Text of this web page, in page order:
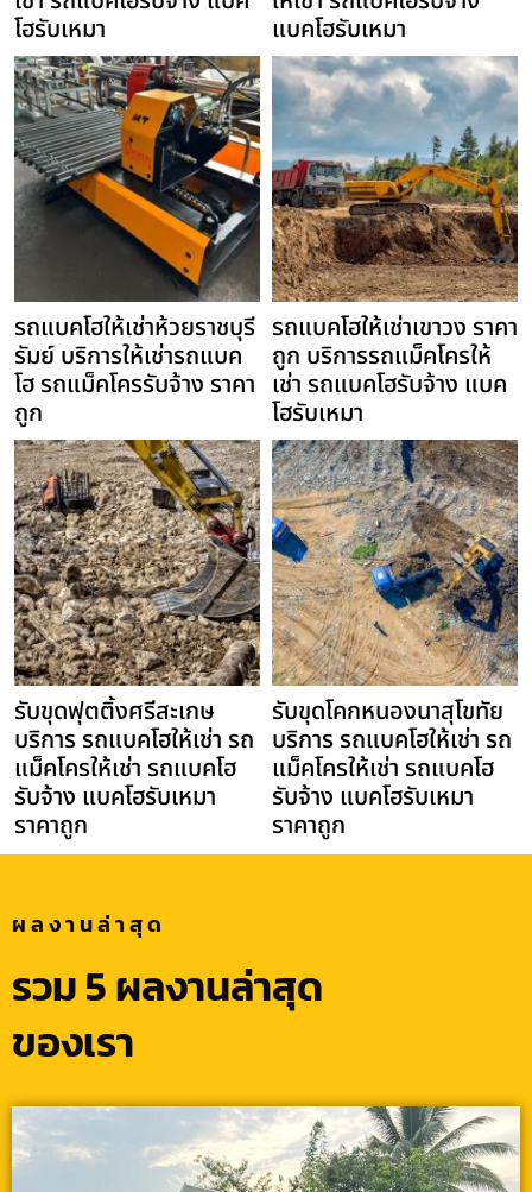
โฮรับเหมา
แบคโฮรับเหมา
รถแบคโฮให้เช่าห้วยราชบุรี
รัมย์ บริการให้เช่ารถแบค
โฮ รถแม็คโครรับจ้าง ราคา
ถูก
รถแบคโฮให้เช่าเขาวง ราคา
ถูก บริการรถแม็คโครให้
เช่า รถแบคโฮรับจ้าง แบค
โฮรับเหมา
รับขุดฟุตติ้งศรีสะเกษ
บริการ รถแบคโฮให้เช่า รถ
แม็คโครให้เช่า รถแบคโฮ
รับจ้าง แบคโฮรับเหมา
ราคาถูก
รับขุดโคกหนองนาสุโขทัย
บริการ รถแบคโฮให้เช่า รถ
แม็คโครให้เช่า รถแบคโฮ
รับจ้าง แบคโฮรับเหมา
ราคาถูก
ผลงานล่าสุด
รวม 5 ผลงานล่าสุด
ของเรา